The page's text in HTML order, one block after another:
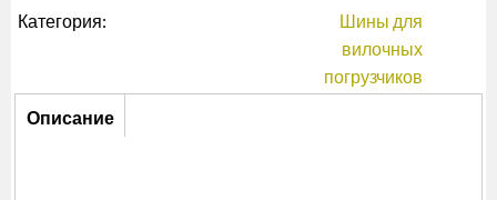
Категория:
Шины для
вилочных
погрузчиков
Описание
Описание